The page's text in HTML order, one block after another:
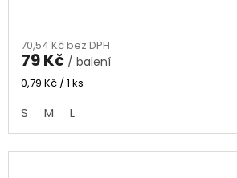
produktu
je
4,0
5
hvězdiček.
70,54 Kč bez DPH
79 Kč / balení
Měrná
0,79 Kč / 1 ks
S M L